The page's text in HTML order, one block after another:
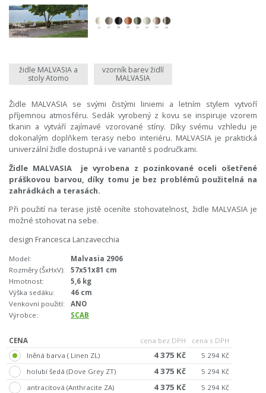
židle MALVASIA a
stoly Atomo
vzorník barev židlí
MALVASIA
Židle MALVASIA se svými čistými liniemi a letním stylem vytvoří
příjemnou atmosféru. Sedák vyrobený z kovu se inspiruje vzorem
tkanin a vytváří zajímavé vzorované stíny. Díky svému vzhledu je
dokonalým doplňkem terasy nebo interiéru. MALVASIA je praktická
univerzální židle dostupná i ve variantě s područkami.
Židle MALVASIA je vyrobena z pozinkované oceli ošetřené
práškovou barvou, díky tomu je bez problémů použitelná na
zahrádkách a terasách.
Při použití na terase jistě oceníte stohovatelnost, židle MALVASIA je
možné stohovat na sebe.
design Francesca Lanzavecchia
Model:
Malvasia 2906
Rozměry (ŠxHxV):
57x51x81 cm
Hmotnost:
5,6 kg
Výška sedáku:
46 cm
Venkovní použití:
ANO
Výrobce:
SCAB
CENA cena bez DPH
cena s DPH
lněná barva ( Linen ZL)
4 375 Kč
5 294 Kč
holubí šedá (Dove Grey ZT)
4 375 Kč
5 294 Kč
antracitová (Anthracite ZA)
4 375 Kč
5 294 Kč